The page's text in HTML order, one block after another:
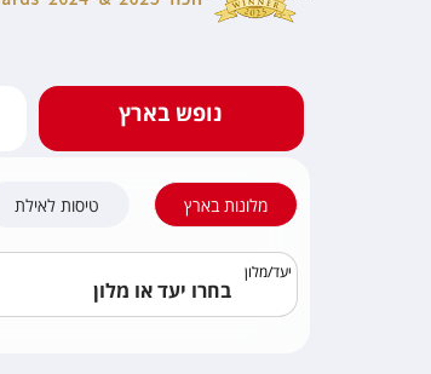
נופש בארץ
מלונות בארץ טיסות לאילת
יעד/מלון